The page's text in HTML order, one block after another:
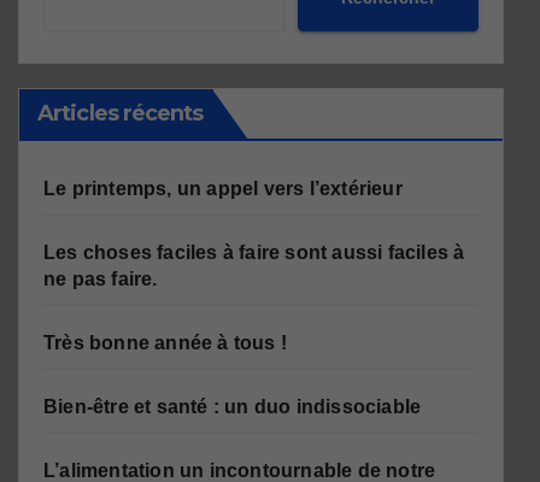
Articles récents
Le printemps, un appel vers l’extérieur
Les choses faciles à faire sont aussi faciles à
ne pas faire.
Très bonne année à tous !
Bien-être et santé : un duo indissociable
L’alimentation un incontournable de notre